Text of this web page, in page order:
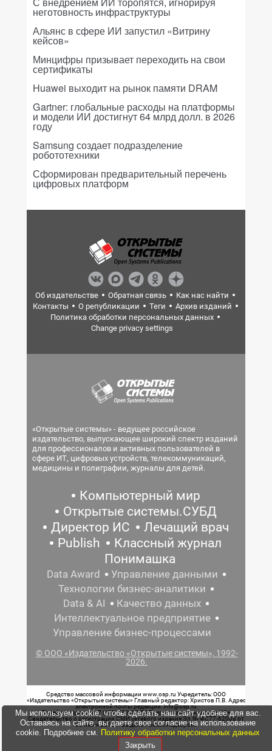
неготовность инфраструктуры
Альянс в сфере ИИ запустил «Витрину
кейсов»
Минцифры призывает переходить на свои
сертификаты
Huawei выходит на рынок памяти DRAM
Gartner: глобальные расходы на платформы
и модели ИИ достигнут 64 млрд долл. в 2026
году
Samsung создает подразделение
робототехники
Сформирован предварительный перечень
цифровых платформ
Об издательстве Обратная связь
Как нас найти
Контакты
О републикации Теги
Архив изданий
Политика обработки персональных данных
Change privacy settings
«Открытые системы» - ведущее российское
издательство, выпускающее широкий спектр изданий
для профессионалов и активных пользователей в
сфере ИТ, цифровых устройств, телекоммуникаций,
медицины и полиграфии, журналы для детей.
Компьютерный мир
Открытые системы.СУБД
Директор ИС
Лечащий врач
Publish
Классный журнал
Понимашка
Data Award
Управление данными
Технологии бизнес-аналитики
Data & AI
Качество данных
Интеллектуальное предприятие
Управление бизнес-процессами
© ООО «Издательство «Открытые системы», 1992-
2026.
Средство массовой информации www.osp.ru Учредитель: ООО
«Издательство «Открытые системы» Главный редактор: Христов П.В. Адрес
электронной почты редакции: info@osp.ru
Телефон редакции: 7 (499) 703-18-54 Возрастная маркировка: 12+
Свидетельство о регистрации СМИ сетевого издания Эл.№ ФС77-62008 от
05 июня 2015 г. выдано Роскомнадзором.
Мы используем cookie, чтобы сделать наш сайт удобнее для вас.
Оставаясь на сайте, вы даете свое согласие на использование
cookie. Подробнее см. Политику обработки персональных данных
Закрыть